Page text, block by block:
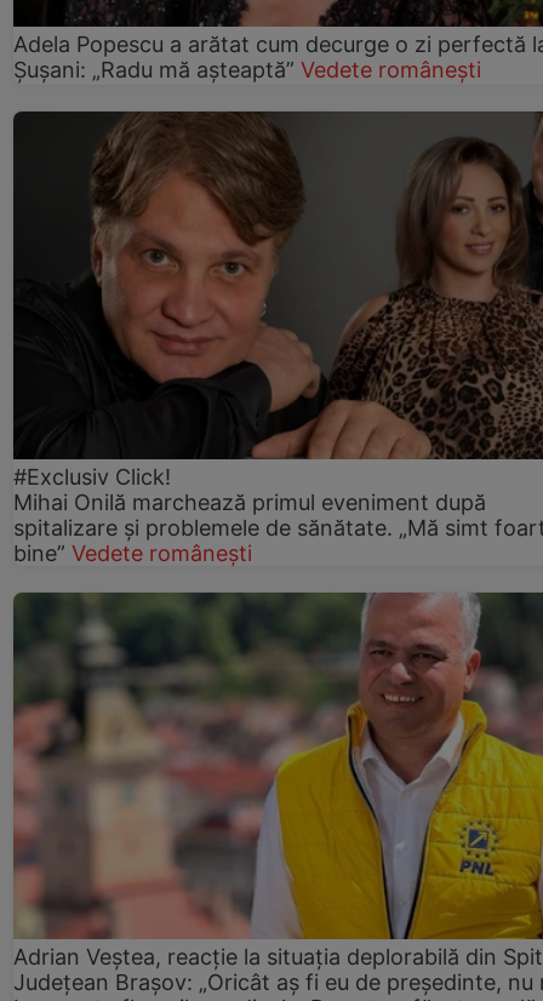
Adela Popescu a arătat cum decurge o zi perfectă
Șușani: „Radu mă așteaptă” Vedete românești
#Exclusiv Click!
Mihai Onilă marchează primul eveniment după
spitalizare și problemele de sănătate. „Mă simt
bine” Vedete românești
Adrian Veștea, reacție la situația deplorabilă din
Județean Brașov: „Oricât aș fi eu de președinte, nu